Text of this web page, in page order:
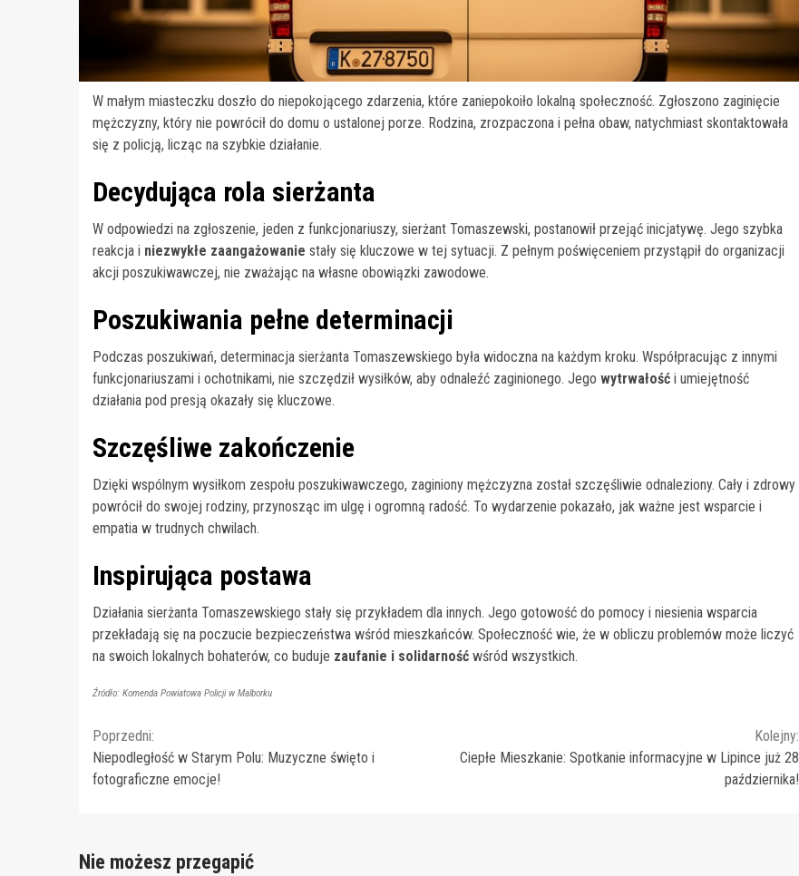
W małym miasteczku doszło do niepokojącego zdarzenia, które zaniepokoiło lokalną społeczność. Zgłoszono zaginięcie
mężczyzny, który nie powrócił do domu o ustalonej porze. Rodzina, zrozpaczona i pełna obaw, natychmiast skontaktowała
się z policją, licząc na szybkie działanie.
Decydująca rola sierżanta
W odpowiedzi na zgłoszenie, jeden z funkcjonariuszy, sierżant Tomaszewski, postanowił przejąć inicjatywę. Jego szybka
reakcja i niezwykłe zaangażowanie stały się kluczowe w tej sytuacji. Z pełnym poświęceniem przystąpił do organizacji
akcji poszukiwawczej, nie zważając na własne obowiązki zawodowe.
Poszukiwania pełne determinacji
Podczas poszukiwań, determinacja sierżanta Tomaszewskiego była widoczna na każdym kroku. Współpracując z innymi
funkcjonariuszami i ochotnikami, nie szczędził wysiłków, aby odnaleźć zaginionego. Jego wytrwałość i umiejętność
działania pod presją okazały się kluczowe.
Szczęśliwe zakończenie
Dzięki wspólnym wysiłkom zespołu poszukiwawczego, zaginiony mężczyzna został szczęśliwie odnaleziony. Cały i zdrowy
powrócił do swojej rodziny, przynosząc im ulgę i ogromną radość. To wydarzenie pokazało, jak ważne jest wsparcie i
empatia w trudnych chwilach.
Inspirująca postawa
Działania sierżanta Tomaszewskiego stały się przykładem dla innych. Jego gotowość do pomocy i niesienia wsparcia
przekładają się na poczucie bezpieczeństwa wśród mieszkańców. Społeczność wie, że w obliczu problemów może liczyć
na swoich lokalnych bohaterów, co buduje zaufanie i solidarność wśród wszystkich.
Źródło: Komenda Powiatowa Policji w Malborku
Continue
Reading
Poprzedni:
Niepodległość w Starym Polu: Muzyczne święto i
fotograficzne emocje!
Kolejny:
Ciepłe Mieszkanie: Spotkanie informacyjne w Lipince już 28
października!
Nie możesz przegapić